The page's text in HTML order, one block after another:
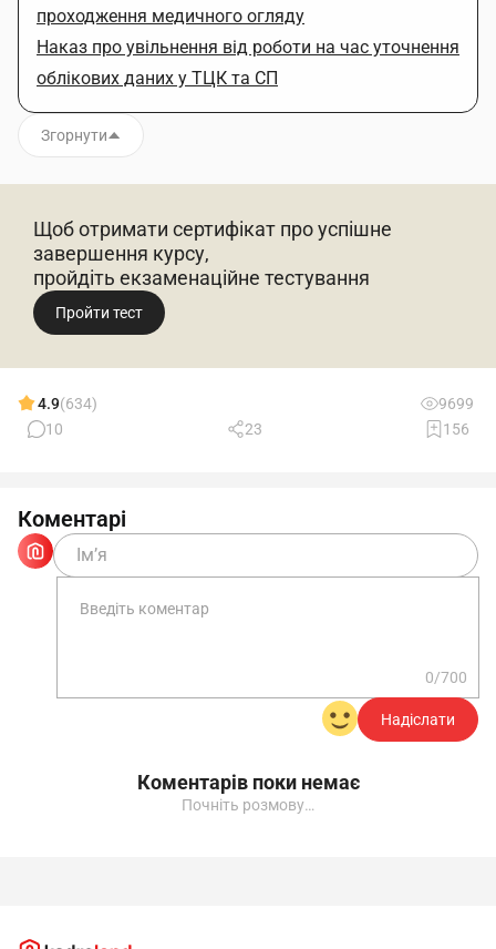
проходження медичного огляду
Наказ про увільнення від роботи на час уточнення
облікових даних у ТЦК та СП
Згорнути
Щоб отримати сертифікат про успішне
завершення курсу,
пройдіть екзаменаційне тестування
Пройти тест
4.9(634)
9699
10
23 156
Коментарі
0/700
Надіслати
Коментарів поки немає
Почніть розмову…